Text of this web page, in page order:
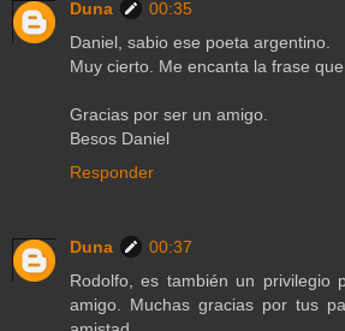
Duna
00:35
Daniel, sabio ese poeta argentino.
Muy cierto. Me encanta la frase
Gracias por ser un amigo.
Besos Daniel
Responder
Duna
00:37
Rodolfo, es también un privilegio
amigo. Muchas gracias por tus